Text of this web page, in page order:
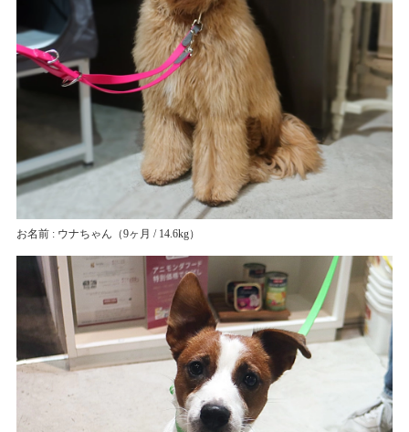
お名前 : ウナちゃん （9ヶ月 / 14.6kg）